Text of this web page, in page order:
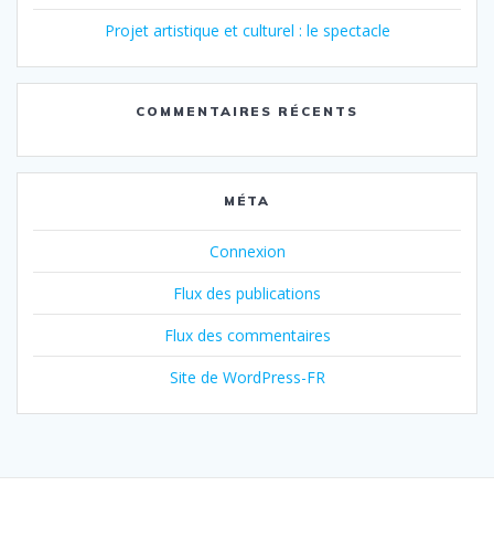
Projet artistique et culturel : le spectacle
COMMENTAIRES RÉCENTS
MÉTA
Connexion
Flux des publications
Flux des commentaires
Site de WordPress-FR